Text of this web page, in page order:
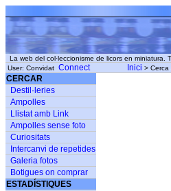
La web del col·leccionisme de licors en miniatura.
User: Convidat Connect Inici > Cerca
CERCAR
Destil·leries
Ampolles
Llistat amb Link
Ampolles sense foto
Curiositats
Intercanvi de repetides
Galeria fotos
Botigues on comprar
ESTADÍSTIQUES